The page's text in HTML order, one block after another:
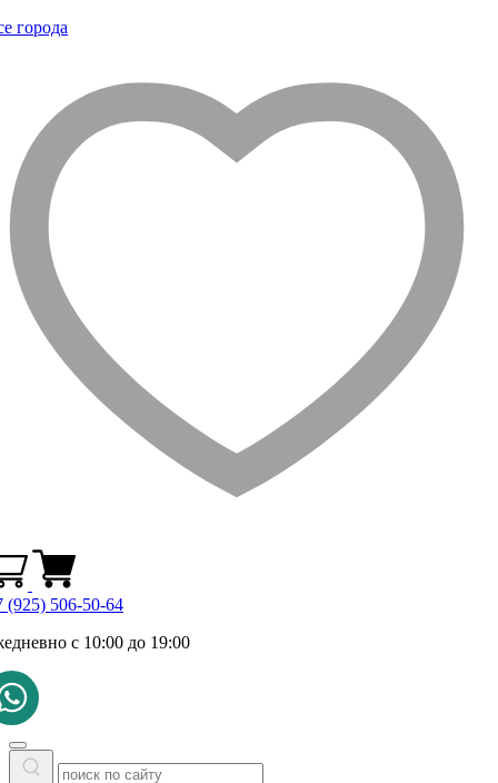
города
(925) 506-50-64
с 10:00 до 19:00